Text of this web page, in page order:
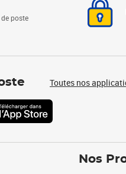
poste
Toutes nos
Nos